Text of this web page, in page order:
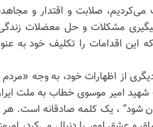
صلابت و اقتدار و
مشکلات و حل معضلات زندگی
این اقدامات را تکلیف خود
از اظهارات خود، به وجه
شهید امیر موسوی خطاب به ملت
شود” ، یک کلمه صادقانه است.